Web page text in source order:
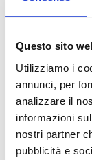
Questo sito
Utilizziamo i
annunci, per
analizzare il
informazioni
nostri partner
pubblicità e
Unità Clinica
Disturbo
Ruolo
Psicoterapeuta